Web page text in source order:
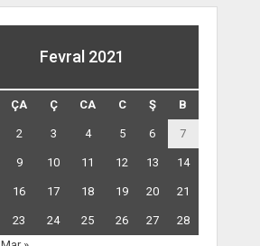
Fevral 2021
ÇA Ç CA C Ş B
2 3 4 5 6 7
9 10 11 12 13 14
16 17 18 19 20 21
23 24 25 26 27
28